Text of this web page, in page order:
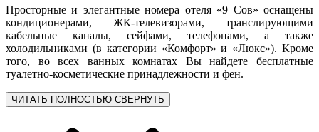
Просторные и элегантные номера отеля «9 Сов» оснащены
кондиционерами, ЖК-телевизорами, транслирующими
кабельные каналы, сейфами, телефонами, а также
холодильниками (в категории «Комфорт» и «Люкс»). Кроме
того, во всех ванных комнатах Вы найдете бесплатные
туалетно-косметические принадлежности и фен.
ЧИТАТЬ ПОЛНОСТЬЮ СВЕРНУТЬ